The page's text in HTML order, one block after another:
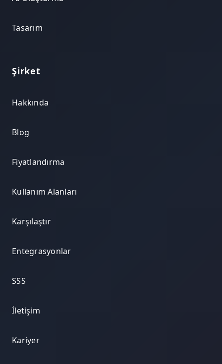
Tasarım
Şirket
Hakkında
Blog
Fiyatlandırma
Kullanım Alanları
Karşılaştır
Entegrasyonlar
SSS
İletişim
Kariyer